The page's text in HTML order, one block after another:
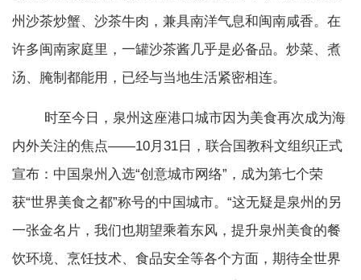
州沙茶炒蟹、沙茶牛肉，兼具南洋气息和闽南咸香。在
许多闽南家庭里，一罐沙茶酱几乎是必备品。炒菜、煮
汤、腌制都能用，已经与当地生活紧密相连。
时至今日，泉州这座港口城市因为美食再次成为海
内外关注的焦点——10月31日，联合国教科文组织正式
宣布：中国泉州入选“创意城市网络”，成为第七个荣
获“世界美食之都”称号的中国城市。“这无疑是泉州的另
一张金名片，我们也期望乘着东风，提升泉州美食的餐
饮环境、烹饪技术、食品安全等各个方面，期待全世界